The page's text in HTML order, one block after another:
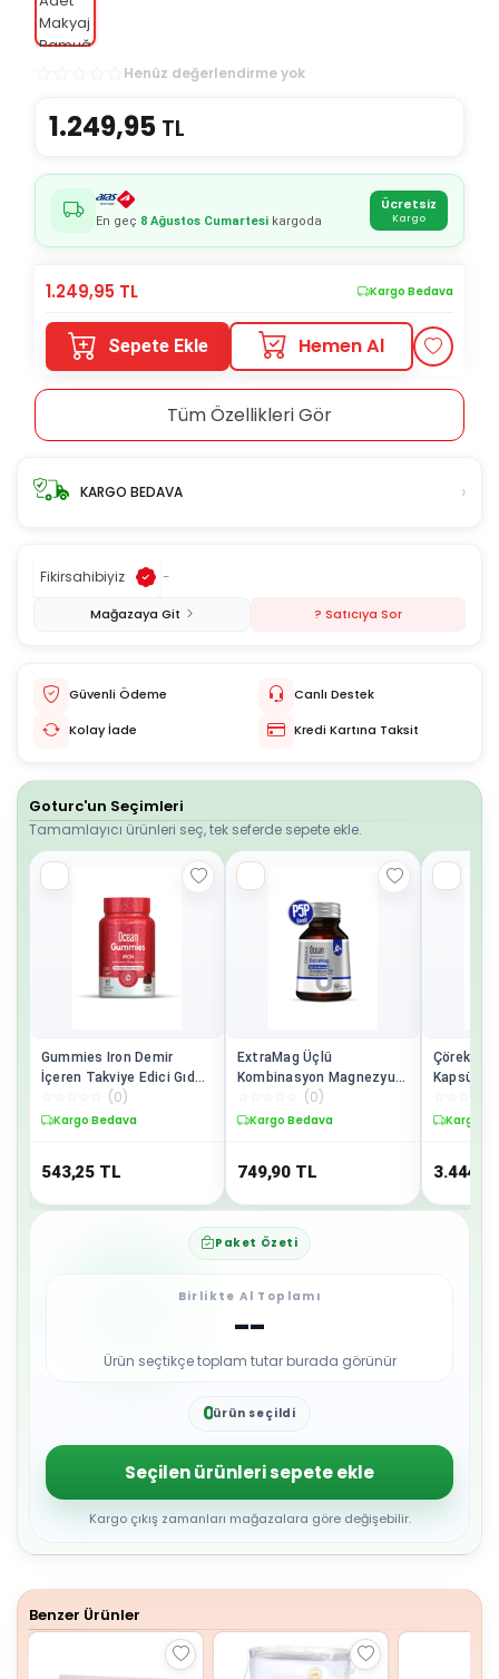
Henüz değerlendirme yok
1.249,95 TL
En geç 8 Ağustos Cumartesi kargoda
Ücretsiz
Kargo
1.249,95 TL Kargo Bedava
Sepete Ekle Hemen Al
Tüm Özellikleri Gör
KARGO BEDAVA ›
Fikirsahibiyiz -
Mağazaya Git ? Satıcıya Sor
Güvenli Ödeme
Canlı Destek
Kolay İade
Kredi Kartına Taksit
Goturc'un Seçimleri
Tamamlayıcı ürünleri seç, tek seferde sepete ekle.
Gummies Iron Demir
İçeren Takviye Edici Gıda
60 Çiğnenebilir Jel Form
(0)
Kargo Bedava
543,25 TL
ExtraMag Üçlü
Kombinasyon Magnezyum
200 mg Takviye Edici Gıda
60 Tablet
(0)
Kargo Bedava
749,90 TL
Çörekotu
Kapsül
Kargo
3.444
Paket Özeti
Birlikte Al Toplamı
--
Ürün seçtikçe toplam tutar burada görünür
0
2
3
4
5
6
8
ürün seçildi
Seçilen ürünleri sepete ekle
Kargo çıkış zamanları mağazalara göre değişebilir.
Benzer Ürünler